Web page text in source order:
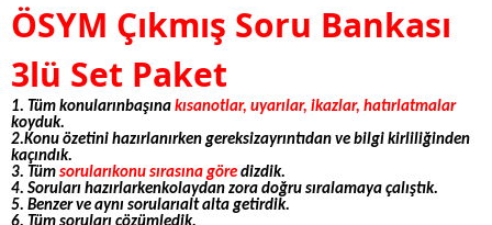
ÖSYM Çıkmış Soru Bankası
3lü Set Paket
1. Tüm konularınbaşına kısanotlar, uyarılar, ikazlar, hatırlatmalar
koyduk.
2.Konu özetini hazırlanırkengereksizayrıntıdan ve bilgi kirliliğinden
kaçındık.
3. Tüm sorularıkonu sırasına göre dizdik.
4. Soruları hazırlarkenkolaydan zora doğru sıralamaya çalıştık.
5. Benzer ve aynı sorularıalt alta getirdik.